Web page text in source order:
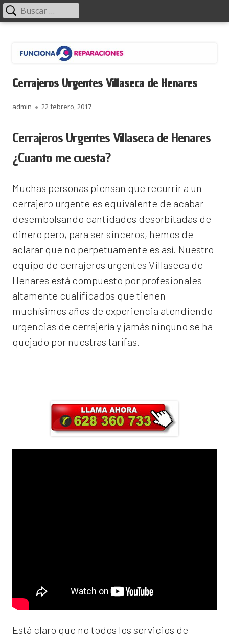
contenido
Menú
principal Buscar:
Cerrajeros Urgentes Villaseca de Henares
Autor
admin
Publicado
22 febrero, 2017
Cerrajeros Urgentes Villaseca de Henares
¿Cuanto me cuesta?
Muchas personas piensan que recurrir a un
cerrajero urgente es equivalente de acabar
desembolsando cantidades desorbitadas de
dinero pero, para ser sinceros, hemos de
aclarar que no perpetuamente es así. Nuestro
equipo de cerrajeros urgentes Villaseca de
Henares está compuesto por profesionales
altamente cualificados que tienen
muchísimos años de experiencia atendiendo
urgencias de cerrajería y jamás ninguno se ha
quejado por nuestras tarifas.
Está claro que no todos los servicios de